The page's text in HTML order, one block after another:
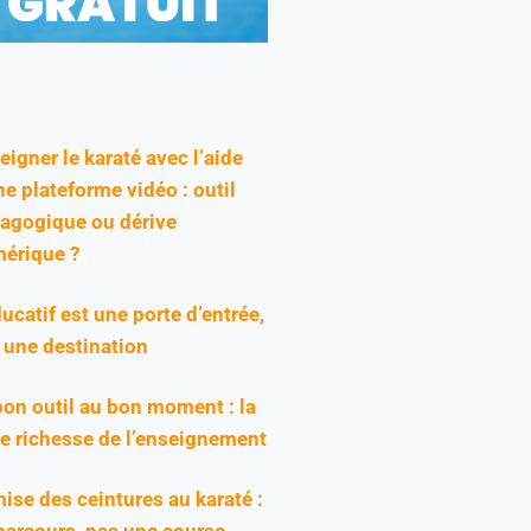
le karaté avec l’aide
plateforme vidéo : outil
ou dérive
?
est une porte d’entrée,
une destination
outil au bon moment : la
richesse de l’enseignement
des ceintures au karaté :